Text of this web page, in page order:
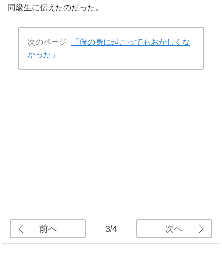
同級生に伝えたのだった。
次のページ
「僕の身に起こってもおかしくな
かった」
前へ 3/4 次へ